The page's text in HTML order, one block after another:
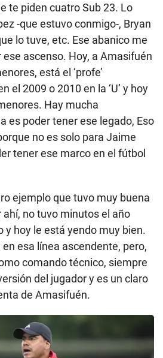
te piden cuatro Sub 23. Lo
-que estuvo conmigo-, Bryan
lo tuve, etc. Ese abanico me
ascenso. Hoy, a Amasifuén
está el ‘profe’
el 2009 o 2010 en la ‘U’ y hoy
Hay mucha
es poder tener ese legado, Eso
no es solo para Jaime
tener ese marco en el fútbol
ejemplo que tuvo muy buena
ahí, no tuvo minutos el año
y hoy le está yendo muy bien.
esa línea ascendente, pero,
comando técnico, siempre
del jugador y es un claro
de Amasifuén.